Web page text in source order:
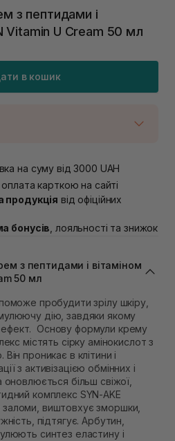
з пептидами і
Vitamin U Cream 50 мл
в кошик
вул. Винниченка 4
Академіка Підстригача, 1В
Степана Бандери 45
16-го Липня, 15
Кулика і Гудачека 23 (ТЦ
на суму від 3000 UAH
карткою на сайті
продукція від офіційних
бонусів , лояльності та знижок
з пептидами і вітаміном
50 мл
пробудити зрілу шкіру,
дію, завдяки якому
Основу формули крему
містять сірку амінокислот з
проникає в клітини і
з активізацією обмінних і
більш свіжої,
комплекс SYN-AKE
виштовхує зморшки,
підтягує. Арбутин,
синтез еластину і